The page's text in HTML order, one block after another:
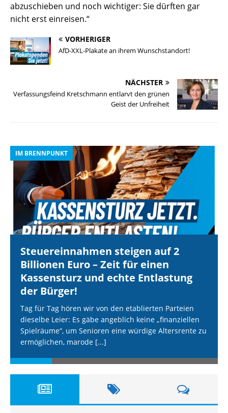
abzuschieben und noch wichtiger: Sie dürften gar
nicht erst einreisen.“
VORHERIGER
AfD-XXL-Plakate an ihrem Wunschstandort!
NÄCHSTER
Verfassungsfeind Kretschmann entlarvt den grünen
Geist der Unfreiheit
IM BRENNPUNKT
Steuereinnahmen steigen auf 2
Billionen Euro – Zeit für einen
Kassensturz und echte Entlastung
der Bürger!
Tag für Tag hören wir von den etablierten Parteien
dieselbe Leier: Es gäbe angeblich keine „finanziellen
Spielräume“, um Senioren eine würdige Altersrente zu
ermöglichen, marode [...]